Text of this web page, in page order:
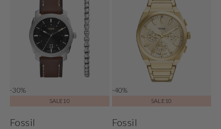
-30%
SALE10
Fossil
-40%
SALE10
Fossil